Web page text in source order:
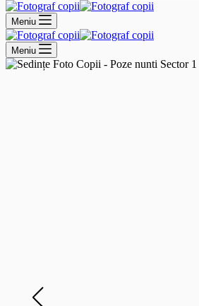
Meniu
Meniu